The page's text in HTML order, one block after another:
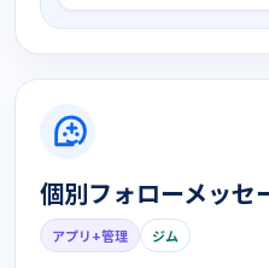
個別フォローメッセ
アプリ+管理 ジム